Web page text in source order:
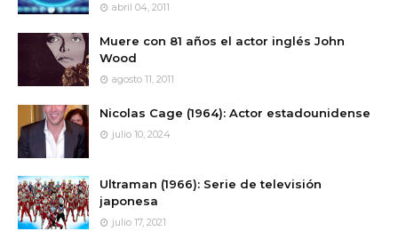
abril 04, 2011
Muere con 81 años el actor inglés John
Wood
agosto 11, 2011
Nicolas Cage (1964): Actor estadounidense
julio 10, 2024
Ultraman (1966): Serie de televisión
japonesa
julio 17, 2021